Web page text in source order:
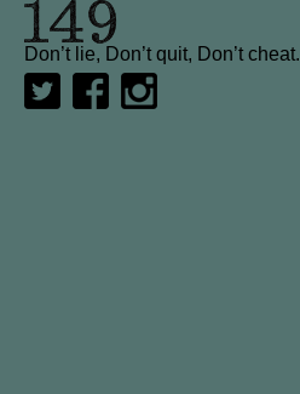
Don’t lie, Don’t quit, Don’t cheat.